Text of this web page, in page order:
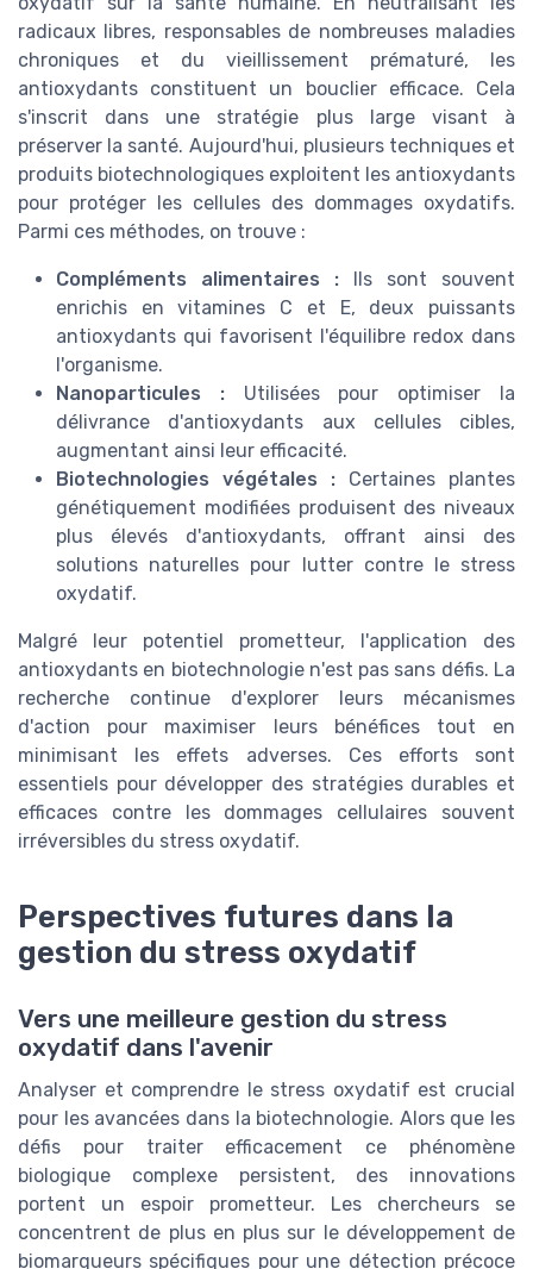
radicaux libres, responsables de nombreuses maladies
chroniques et du vieillissement prématuré, les
antioxydants constituent un bouclier efficace. Cela
s'inscrit dans une stratégie plus large visant à
préserver la santé. Aujourd'hui, plusieurs techniques et
produits biotechnologiques exploitent les antioxydants
pour protéger les cellules des dommages oxydatifs.
Parmi ces méthodes, on trouve :
Compléments alimentaires : Ils sont souvent
enrichis en vitamines C et E, deux puissants
antioxydants qui favorisent l'équilibre redox dans
l'organisme.
Nanoparticules :Utilisées pour optimiser la
délivrance d'antioxydants aux cellules cibles,
augmentant ainsi leur efficacité.
Biotechnologies végétales : Certaines plantes
génétiquement modifiées produisent des niveaux
plus élevés d'antioxydants, offrant ainsi des
solutions naturelles pour lutter contre le stress
oxydatif.
Malgré leur potentiel prometteur, l'application des
antioxydants en biotechnologie n'est pas sans défis. La
recherche continue d'explorer leurs mécanismes
d'action pour maximiser leurs bénéfices tout en
minimisant les effets adverses. Ces efforts sont
essentiels pour développer des stratégies durables et
efficaces contre les dommages cellulaires souvent
irréversibles du stress oxydatif.
Perspectives futures dans la
gestion du stress oxydatif
Vers une meilleure gestion du stress
oxydatif dans l'avenir
Analyser et comprendre le stress oxydatif est crucial
pour les avancées dans la biotechnologie. Alors que les
défis pour traiter efficacement ce phénomène
biologique complexe persistent, des innovations
portent un espoir prometteur. Les chercheurs se
concentrent de plus en plus sur le développement de
biomarqueurs spécifiques pour une détection précoce